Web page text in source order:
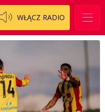
WŁĄCZ RADIO